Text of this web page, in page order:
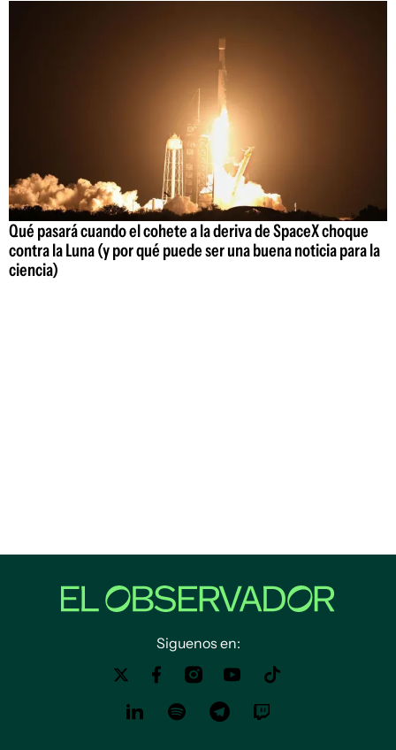
Qué pasará cuando el cohete a la deriva de SpaceX choque
contra la Luna (y por qué puede ser una buena noticia para la
ciencia)
Siguenos en: